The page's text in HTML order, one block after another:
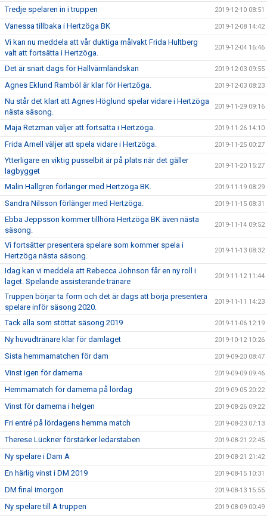
Tredje spelaren in i truppen 2019-12-10 08:51
Vanessa tillbaka i Hertzöga BK 2019-12-08 14:42
Vi kan nu meddela att vår duktiga målvakt Frida Hultberg
valt att fortsätta i Hertzöga.
2019-12-04 16:46
Det är snart dags för Hallvärmländskan 2019-12-03 09:55
Agnes Eklund Ramböl är klar för Hertzöga. 2019-12-03 08:23
Nu står det klart att Agnes Höglund spelar vidare i Hertzöga
nästa säsong.
2019-11-29 09:16
Maja Retzman väljer att fortsätta i Hertzöga. 2019-11-26 14:10
Frida Arnell väljer att spela vidare i Hertzöga. 2019-11-25 00:27
Ytterligare en viktig pusselbit är på plats när det gäller
lagbygget
2019-11-20 15:27
Malin Hallgren förlänger med Hertzöga BK. 2019-11-19 08:29
Sandra Nilsson förlänger med Hertzöga. 2019-11-15 08:31
Ebba Jeppsson kommer tillhöra Hertzöga BK även nästa
säsong.
2019-11-14 09:52
Vi fortsätter presentera spelare som kommer spela i
Hertzöga nästa säsong.
2019-11-13 08:32
Idag kan vi meddela att Rebecca Johnson får en ny roll i
laget. Spelande assisterande tränare
2019-11-12 11:44
Truppen börjar ta form och det är dags att börja presentera
spelare inför säsong 2020.
2019-11-11 14:23
Tack alla som stöttat säsong 2019 2019-11-06 12:19
Ny huvudtränare klar för damlaget 2019-10-12 10:26
Sista hemmamatchen för dam 2019-09-20 08:47
Vinst igen för damerna 2019-09-09 09:46
Hemmamatch för damerna på lördag 2019-09-05 20:22
Vinst för damerna i helgen 2019-08-26 09:22
Fri entré på lördagens hemma match 2019-08-23 07:13
Therese Lückner förstärker ledarstaben 2019-08-21 22:45
Ny spelare i Dam A 2019-08-21 21:42
En härlig vinst i DM 2019 2019-08-15 10:31
DM final imorgon 2019-08-13 15:55
Ny spelare till A truppen 2019-08-09 00:49